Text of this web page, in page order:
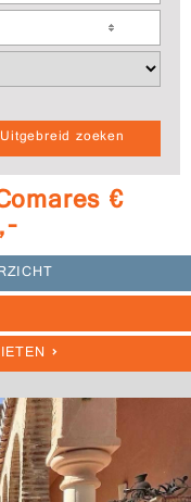
Uitgebreid zoeken
€